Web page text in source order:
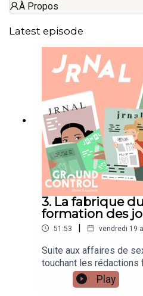
À Propos
Latest episode
3. La fabrique
formation des
51:53 | vendredi 19
Suite aux affaires de
touchant les
et la tristement
semblerait que nous
Play